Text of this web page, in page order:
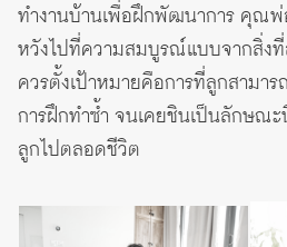
ทำงานบ้านเพื่อฝึกพัฒนาการ คุณ
หวังไปที่ความสมบูรณ์แบบจากสิ่ง
ควรตั้งเป้าหมายคือการที่ลูกสามา
การฝึกทำซ้ำ จนเคยชินเป็นลักษณ
ลูกไปตลอดชีวิต